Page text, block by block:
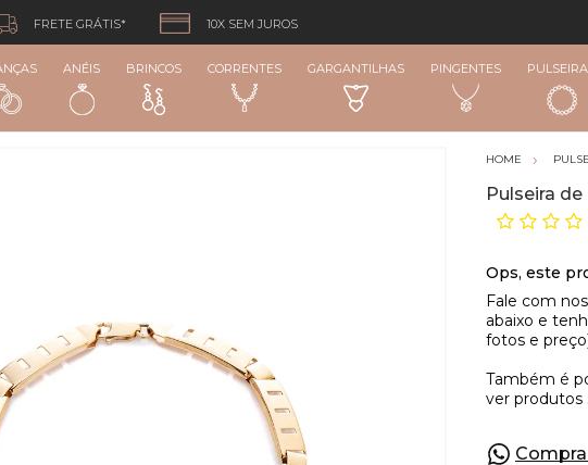
FRETE GRÁTIS* 10X SEM JUROS
ANÉIS BRINCOS CORRENTES GARGANTILHAS PINGENTES
Pulseira